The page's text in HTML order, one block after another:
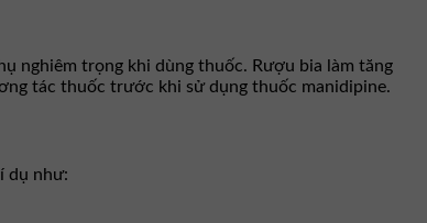
nghiêm trọng khi dùng thuốc. Rượu bia làm tăng
tác thuốc trước khi sử dụng thuốc manidipine.
dụ như: